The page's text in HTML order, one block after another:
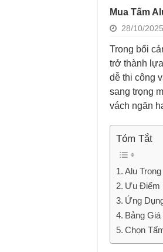
Mua Tấm
28/10/2025
Trong bối
trở thành
dễ thi công
sang trọng
vách ngăn
Tóm Tắt
Alu
Ưu Điểm
Ứng
Bảng
Chọn